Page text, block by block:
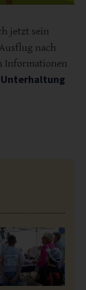
jetzt sein
nach
Informationen
Unterhaltung